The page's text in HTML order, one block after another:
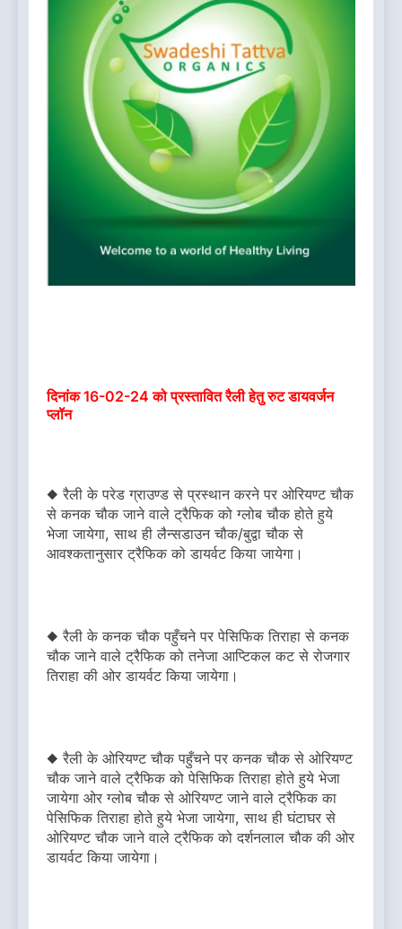
दिनांक 16-02-24 को प्रस्तावित रैली हेतु रुट डायवर्जन
प्लॉन
◆ रैली के परेड ग्राउण्ड से प्रस्थान करने पर ओरियण्ट चौक
से कनक चौक जाने वाले ट्रैफिक को ग्लोब चौक होते हुये
भेजा जायेगा, साथ ही लैन्सडाउन चौक/बुद्वा चौक से
आवश्कतानुसार ट्रैफिक को डायर्वट किया जायेगा।
◆ रैली के कनक चौक पहुँचने पर पेसिफिक तिराहा से कनक
चौक जाने वाले ट्रैफिक को तनेजा आप्टिकल कट से रोजगार
तिराहा की ओर डायर्वट किया जायेगा।
◆ रैली के ओरियण्ट चौक पहुँचने पर कनक चौक से ओरियण्ट
चौक जाने वाले ट्रैफिक को पेसिफिक तिराहा होते हुये भेजा
जायेगा ओर ग्लोब चौक से ओरियण्ट जाने वाले ट्रैफिक का
पेसिफिक तिराहा होते हुये भेजा जायेगा, साथ ही घंटाघर से
ओरियण्ट चौक जाने वाले ट्रैफिक को दर्शनलाल चौक की ओर
डायर्वट किया जायेगा।